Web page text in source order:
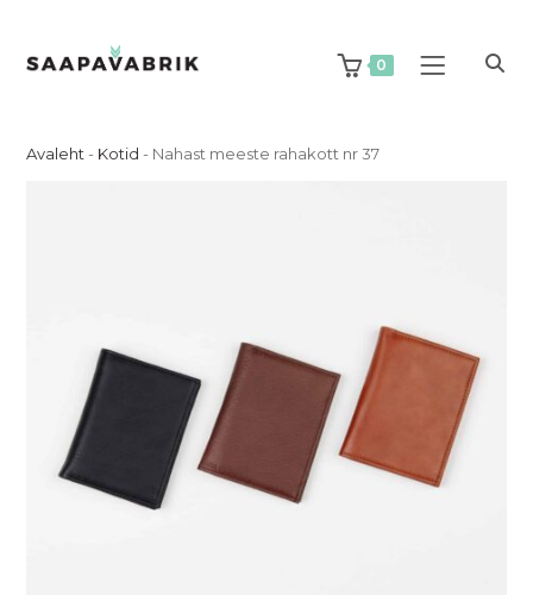
content
0
Avaleht - Kotid - Nahast meeste rahakott nr 37